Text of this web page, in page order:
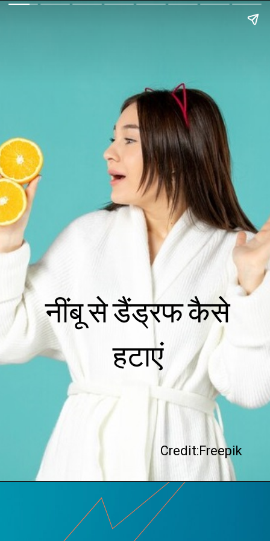
Credit:Freepik
नींबू से डैंड्रफ कैसे
हटाएं